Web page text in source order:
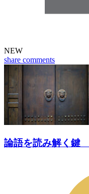
NEW
share comments
論語を読み解く